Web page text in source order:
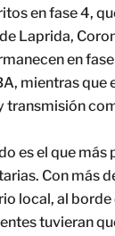
en fase 4,
Laprida,
en
mientras que
transmisión
es el que más
Con más
local, al
tuvieran